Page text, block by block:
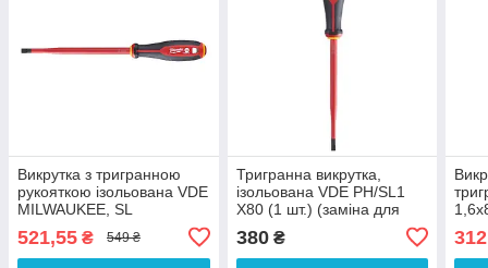
Викрутка з тригранною
рукояткою ізольована VDE
MILWAUKEE, SL
521,55 ₴ 549 ₴
Тригранна викрутка,
ізольована VDE PH/SL1
X80 (1 шт.) (заміна для
380₴